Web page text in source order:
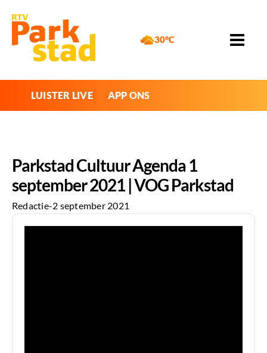
30°C
LUISTER LIVE APP ONS
Parkstad Cultuur Agenda 1
september 2021 | VOG Parkstad
Redactie-2 september 2021